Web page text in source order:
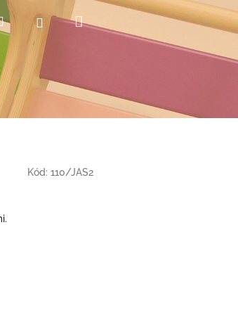
HledatPřihlášeníNákupní
Kód: 110/JAS2